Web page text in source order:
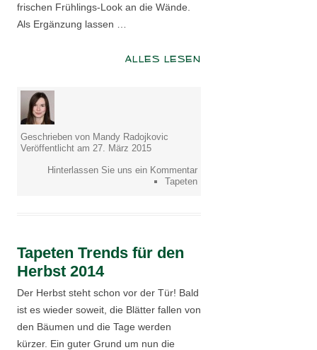
frischen Frühlings-Look an die Wände.
Als Ergänzung lassen …
ALLES LESEN
Geschrieben von Mandy Radojkovic
Veröffentlicht am 27. März 2015
Hinterlassen Sie uns ein Kommentar
Tapeten
Tapeten Trends für den
Herbst 2014
Der Herbst steht schon vor der Tür! Bald
ist es wieder soweit, die Blätter fallen von
den Bäumen und die Tage werden
kürzer. Ein guter Grund um nun die